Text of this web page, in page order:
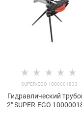
SUPER-EGO 1000001833
Гидравлический
2" SUPER-EGO